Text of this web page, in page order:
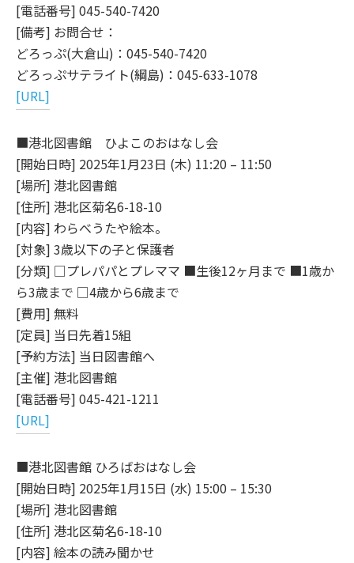
[電話番号] 045-540-7420
[備考] お問合せ：
どろっぷ(大倉山)：045-540-7420
どろっぷサテライト(綱島)：045-633-1078
[URL]
■港北図書館 ひよこのおはなし会
[開始日時] 2025年1月23日 (木) 11:20 – 11:50
[場所] 港北図書館
[住所] 港北区菊名6-18-10
[内容] わらべうたや絵本。
[対象] 3歳以下の子と保護者
[分類] □プレパパとプレママ ■生後12ヶ月まで ■1歳か
ら3歳まで □4歳から6歳まで
[費用] 無料
[定員] 当日先着15組
[予約方法] 当日図書館へ
[主催] 港北図書館
[電話番号] 045-421-1211
[URL]
■港北図書館 ひろばおはなし会
[開始日時] 2025年1月15日 (水) 15:00 – 15:30
[場所] 港北図書館
[住所] 港北区菊名6-18-10
[内容] 絵本の読み聞かせ